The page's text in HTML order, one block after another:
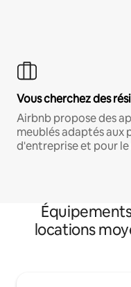
Vous cherchez des
Airbnb propose des
meublés adaptés aux
d'entreprise et pour
locations